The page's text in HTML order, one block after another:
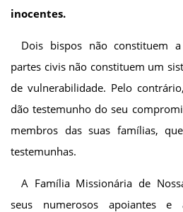
inocentes.
Dois bispos não constituem
partes civis não constituem um
de vulnerabilidade. Pelo
dão testemunho do seu
membros das suas famílias,
testemunhas.
A Família Missionária de
seus numerosos apoiantes e